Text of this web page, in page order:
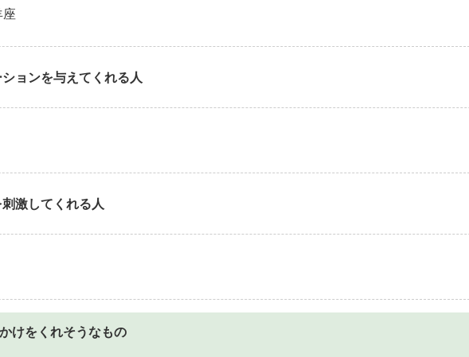
ョンを与えてくれる人
激してくれる人
けをくれそうなもの